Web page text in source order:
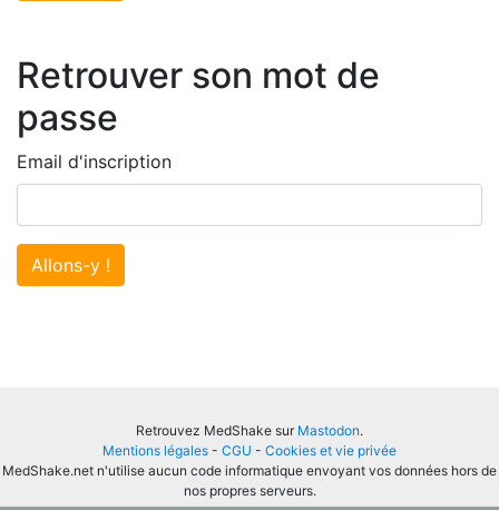
Retrouver son mot de
passe
Email d'inscription
Allons-y !
Retrouvez MedShake sur Mastodon.
Mentions légales - CGU - Cookies et vie privée
MedShake.net n'utilise aucun code informatique envoyant vos données hors de
nos propres serveurs.